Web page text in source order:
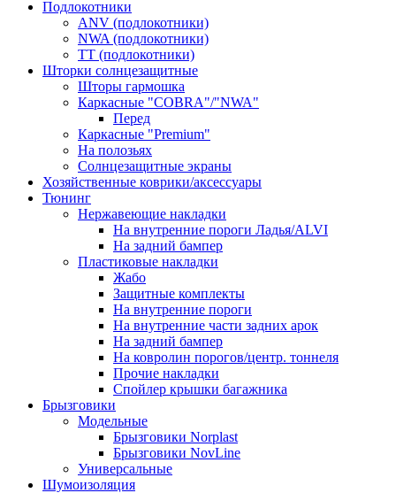
Подлокотники
ANV (подлокотники)
NWA (подлокотники)
TT (подлокотники)
Шторки солнцезащитные
Шторы гармошка
Каркасные "COBRA"/"NWA"
Перед
Каркасные "Premium"
На полозьях
Солнцезащитные экраны
Хозяйственные коврики/аксессуары
Тюнинг
Нержавеющие накладки
На внутренние пороги Ладья/ALVI
На задний бампер
Пластиковые накладки
Жабо
Защитные комплекты
На внутренние пороги
На внутренние части задних арок
На задний бампер
На ковролин порогов/центр. тоннеля
Прочие накладки
Спойлер крышки багажника
Брызговики
Модельные
Брызговики Norplast
Брызговики NovLine
Универсальные
Шумоизоляция